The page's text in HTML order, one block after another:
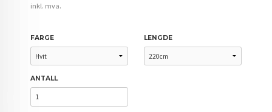
inkl. mva.
FARGE LENGDE
ANTALL